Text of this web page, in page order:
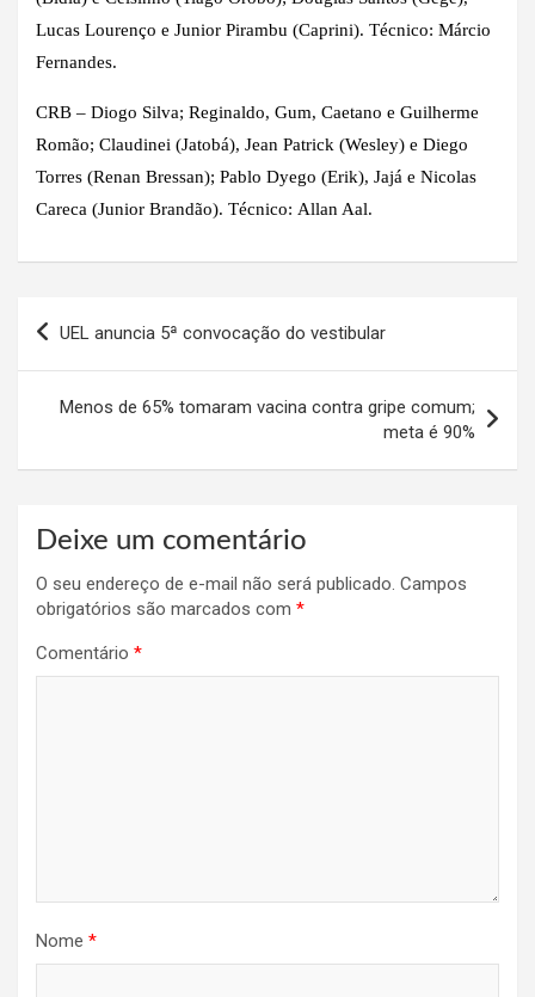
Lucas Lourenço e Junior Pirambu (Caprini). Técnico: Márcio
Fernandes.
CRB – Diogo Silva; Reginaldo, Gum, Caetano e Guilherme
Romão; Claudinei (Jatobá), Jean Patrick (Wesley) e Diego
Torres (Renan Bressan); Pablo Dyego (Erik), Jajá e Nicolas
Careca (Junior Brandão). Técnico: Allan Aal.
UEL anuncia 5ª convocação do vestibular
Menos de 65% tomaram vacina contra gripe comum;
meta é 90%
Deixe um comentário
O seu endereço de e-mail não será publicado. Campos
obrigatórios são marcados com *
Comentário *
Nome *